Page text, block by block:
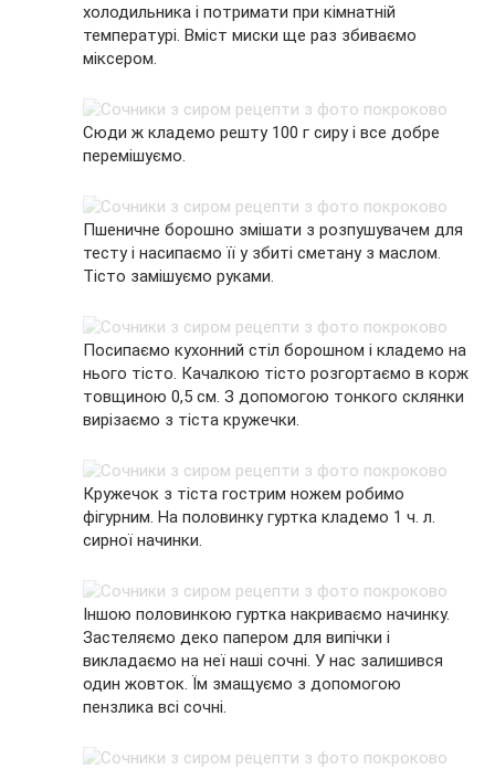
холодильника і потримати при кімнатній
температурі. Вміст миски ще раз збиваємо
міксером.
Сюди ж кладемо решту 100 г сиру і все добре
перемішуємо.
Пшеничне борошно змішати з розпушувачем для
тесту і насипаємо її у збиті сметану з маслом.
Тісто замішуємо руками.
Посипаємо кухонний стіл борошном і кладемо на
нього тісто. Качалкою тісто розгортаємо в корж
товщиною 0,5 см. З допомогою тонкого склянки
вирізаємо з тіста кружечки.
Кружечок з тіста гострим ножем робимо
фігурним. На половинку гуртка кладемо 1 ч. л.
сирної начинки.
Іншою половинкою гуртка накриваємо начинку.
Застеляємо деко папером для випічки і
викладаємо на неї наші сочні. У нас залишився
один жовток. Їм змащуємо з допомогою
пензлика всі сочні.